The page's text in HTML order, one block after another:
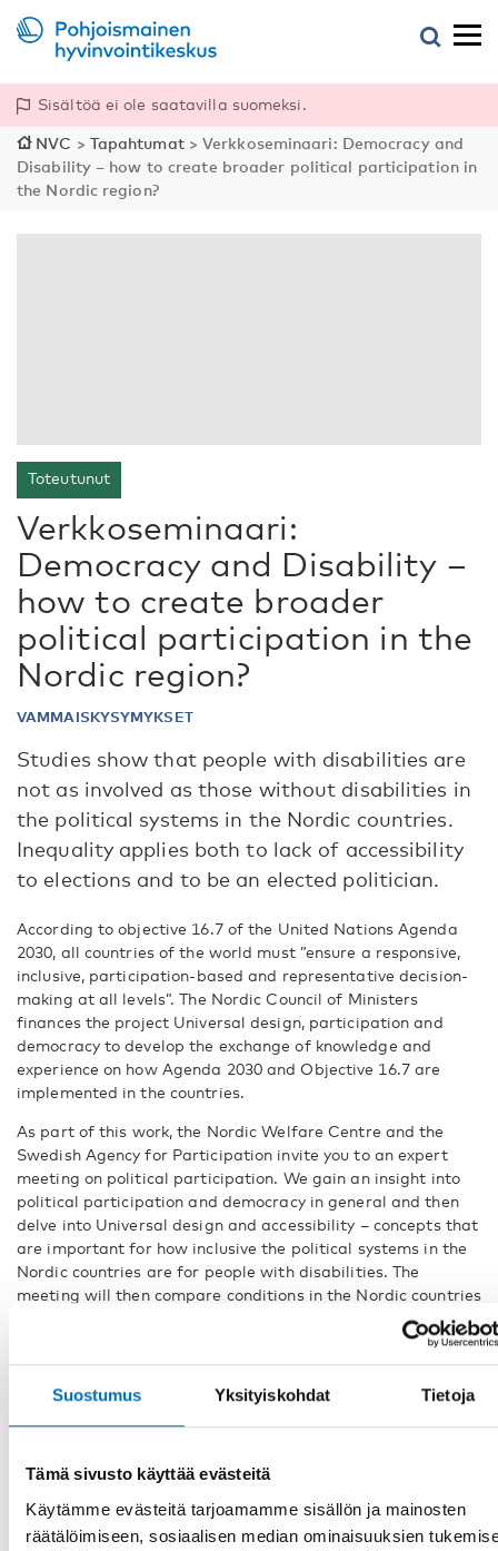
Suostumus Yksityiskohdat Tietoja
Tämä sivusto käyttää evästeitä
Käytämme evästeitä tarjoamamme sisällön ja mainosten
räätälöimiseen, sosiaalisen median ominaisuuksien
Sisältöä ei ole saatavilla suomeksi.
NVC > Tapahtumat>Verkkoseminaari: Democracy and
Disability – how to create broader political participation in
the Nordic region?
Toteutunut
Verkkoseminaari:
Democracy and Disability –
how to create broader
political participation in the
Nordic region?
VAMMAISKYSYMYKSET
Studies show that people with disabilities are
not as involved as those without disabilities in
the political systems in the Nordic countries.
Inequality applies both to lack of accessibility
to elections and to be an elected politician.
According to objective 16.7 of the United Nations Agenda
2030, all countries of the world must ”ensure a responsive,
inclusive, participation-based and representative decision-
making at all levels”. The Nordic Council of Ministers
finances the project Universal design, participation and
democracy to develop the exchange of knowledge and
experience on how Agenda 2030 and Objective 16.7 are
implemented in the countries.
As part of this work, the Nordic Welfare Centre and the
Swedish Agency for Participation invite you to an expert
meeting on political participation. We gain an insight into
political participation and democracy in general and then
delve into Universal design and accessibility – concepts that
are important for how inclusive the political systems in the
Nordic countries are for people with disabilities. The
meeting will then compare conditions in the Nordic countries
regarding opportunities and barriers for people with
disabilities to participate as elected representatives in
political life.
The aim is to gather knowledge and experience from
experts in research, civil society and government.
The goal with this meeting is to develop recommendations
that can be submitted to Nordic decision-makers.
Topics at the webinar: